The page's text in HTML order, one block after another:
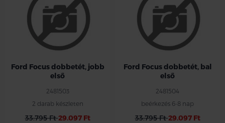
Ford Focus dobbetét, jobb
első
2481503
2 darab készleten
33.795 Ft29.097 Ft
Ford Focus dobbetét, bal
első
2481504
beérkezés 6-8 nap
33.795 Ft29.097 Ft